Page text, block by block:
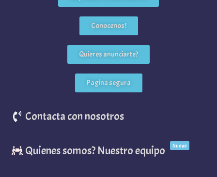
Conocenos!
Quieres anunciarte?
Pagina segura
Contacta con nosotros
Quienes somos? Nuestro equipo Nuevo